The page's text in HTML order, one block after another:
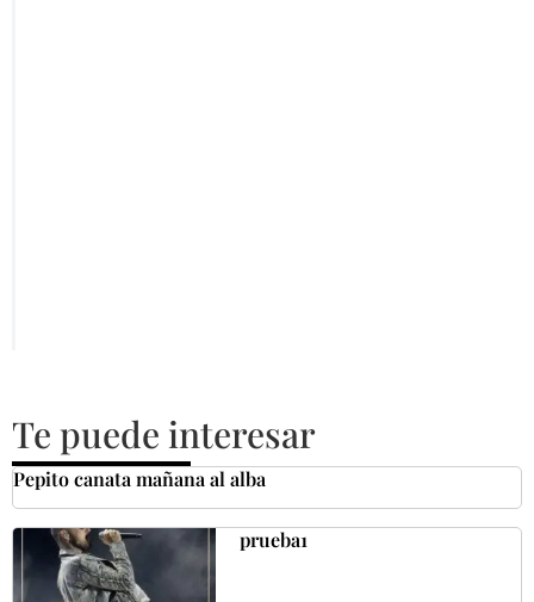
Te puede interesar
Pepito canata mañana al alba
prueba1